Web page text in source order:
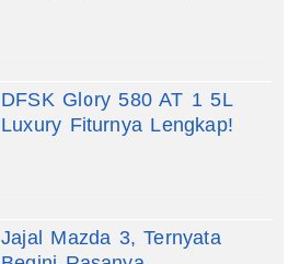
DFSK Glory 580 AT 1 5L
Luxury Fiturnya Lengkap!
Jajal Mazda 3, Ternyata